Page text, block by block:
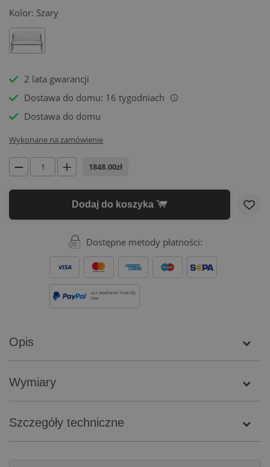
Kolor: Szary
2 lata gwarancji
Dostawa do domu: 16 tygodniach
i
Dostawa do domu
Wykonane na zamówienie
1848.00zł
Dodaj do koszyka
Dostępne metody płatności:
DLA ZAMÓWIEŃ POWYŻEJ
500€
Opis
Wymiary
Szczegóły techniczne